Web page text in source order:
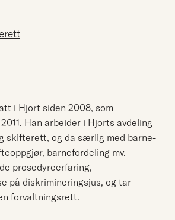
i Hjort siden 2008, som
Han arbeider i Hjorts avdeling
skifterett, og da særlig med barne-
barnefordeling mv.
prosedyreerfaring,
på diskrimineringsjus, og tar
forvaltningsrett.